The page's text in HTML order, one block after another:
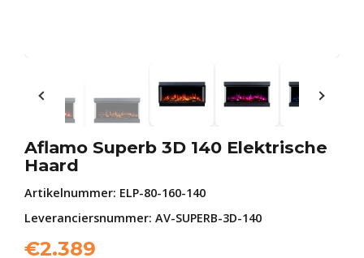
Aflamo Superb 3D 140 Elektrische
Haard
Artikelnummer: ELP-80-160-140
Leveranciersnummer: AV-SUPERB-3D-140
€2.389